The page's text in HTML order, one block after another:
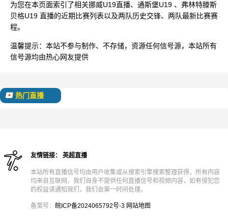
为您在本页面索引了相关挪威U19直播、通斯堡U19 、弗林特滕斯
贝格U19 直播的近期比赛列表以及两队历史交锋、两队最新比赛赛
程。
温馨提示： 本站不参与制作、不存储，资源任何信号源，本站所有
信号源均由热心网友提供
热门直播
友情链接： 英超直播
本站所有直播信号均由用户收集或从搜索引擎搜索整理获得，所有内容
均来自互联网，我们自身不提供任何直播信号和视频内容，如有侵犯您
的权益请通知我们，我们会第一时间处理。
备案号： 皖ICP备2024065792号-3 网站地图